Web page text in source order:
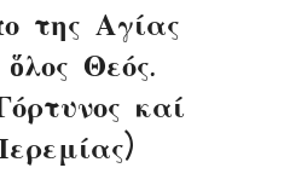
της Αγίας
Θεός.
καί